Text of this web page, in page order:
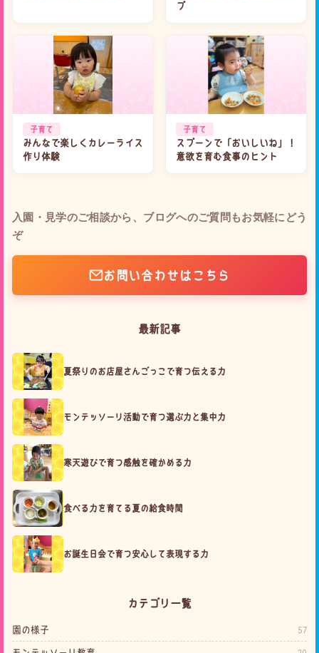
プ
子育て
みんなで楽しくカレーライス
作り体験
子育て
スプーンで「おいしいね」！
意欲を育む食事のヒント
入園・見学のご相談から、ブログへのご質問もお気軽にどう
ぞ
お問い合わせはこちら
最新記事
夏祭りのお店屋さんごっこで育つ伝える力
モンテッソーリ活動で育つ選ぶ力と集中力
寒天遊びで育つ感触を確かめる力
食べる力を育てる夏の給食時間
お誕生日会で育つ安心して表現する力
カテゴリ一覧
園の様子 57